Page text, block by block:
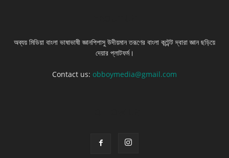
অব্যয় মিডিয়া বাংলা ভাষাভাষী জ্ঞানপিপাসু উদীয়মান তরূণের বাংলা কন্টেন্ট দ্বারা জ্ঞান ছড়িয়ে
দেয়ার প্লাটফর্ম।
Contact us: obboymedia@gmail.com